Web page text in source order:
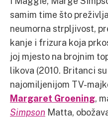
samim time što
neumorna strpljivost,
kanje i frizura koja
joj mjesto na brojnim
likova (2010. Britanci
najomiljenijom TV-
Margaret Groening,
Simpson Matta,